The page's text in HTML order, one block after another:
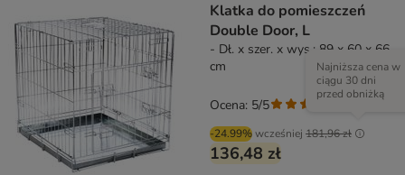
Klatka do pomieszczeń
Double Door, L
- Dł. x szer. x wys.: 89 x 60 x 66
cm
-24.99%wcześniej 181,96 zł
Najniższa cena w
ciągu 30 dni
przed obniżką
136,48 zł
Ocena: 5/5